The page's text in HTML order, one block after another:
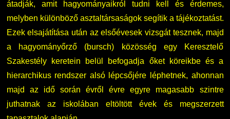
átadják, amit hagyományaikról tudni kell és érdemes,
melyben különböző asztaltársaságok segítik a tájékoztatást.
Ezek elsajátítása után az elsőévesek vizsgát tesznek, majd
a hagyományőrző (bursch) közösség egy Keresztelő
Szakestély keretein belül befogadja őket köreikbe és a
hierarchikus rendszer alsó lépcsőjére léphetnek, ahonnan
majd az idő során évről évre egyre magasabb szintre
juthatnak az iskolában eltöltött évek és megszerzett